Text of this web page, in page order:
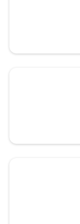
So darf ich Sie
manchmal auch
Jahrhunderte, ja
einladen.